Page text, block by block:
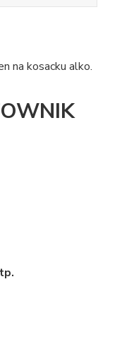
na kosacku alko.